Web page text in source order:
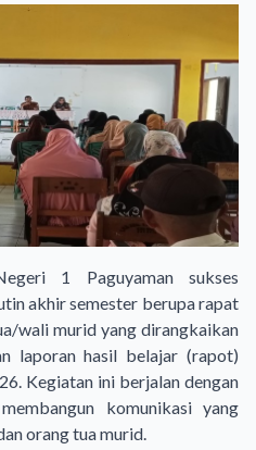
1 Paguyaman sukses
akhir semester berupa rapat
wali murid yang dirangkaikan
laporan hasil belajar (rapot)
Kegiatan ini berjalan dengan
komunikasi yang
orang tua murid.